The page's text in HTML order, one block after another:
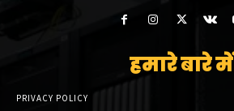
हमारे बारे में
PRIVACY POLICY